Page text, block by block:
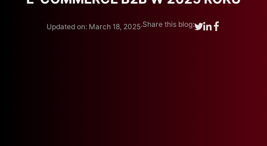
Updated on: March 18, 2025.Share this blog: